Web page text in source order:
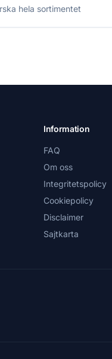
hela sortimentet
Information
FAQ
Om oss
Integritetspolicy
Cookiepolicy
Disclaimer
Sajtkarta